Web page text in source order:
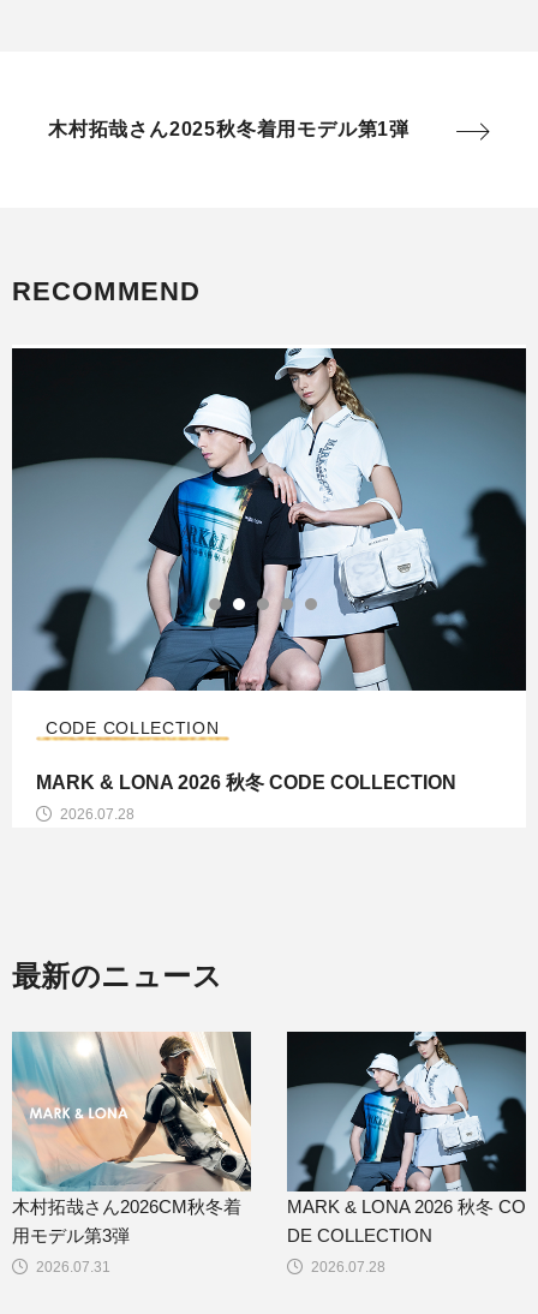
RECOMMEND
2026.07.24
コレクション
MARK & LONA 2026 ABSTRACT COLLECTION
最新のニュース
2026.07.31
木村拓哉さん2026CM秋冬着
用モデル第3弾
2026.07.28
MARK & LONA 2026 秋冬 CO
DE COLLECTION
木村拓哉さん2025秋冬着用モデル第1弾